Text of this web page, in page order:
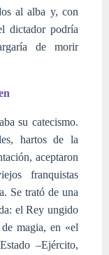
al alba y, con
dictador podría
de morir
su catecismo.
hartos de la
aceptaron
franquistas
Se trató de una
el Rey ungido
magia, en «el
–Ejército,